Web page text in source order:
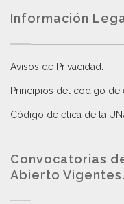
Información
Avisos de Privacidad
Principios del código de
Código de ética de la
Convocatorias
Abierto Vigentes.